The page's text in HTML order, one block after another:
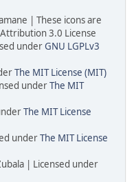
| These icons are
3.0 License
underGNU LGPLv3
The MIT License (MIT)
underThe MIT
The MIT License
underThe MIT License
| Licensed under